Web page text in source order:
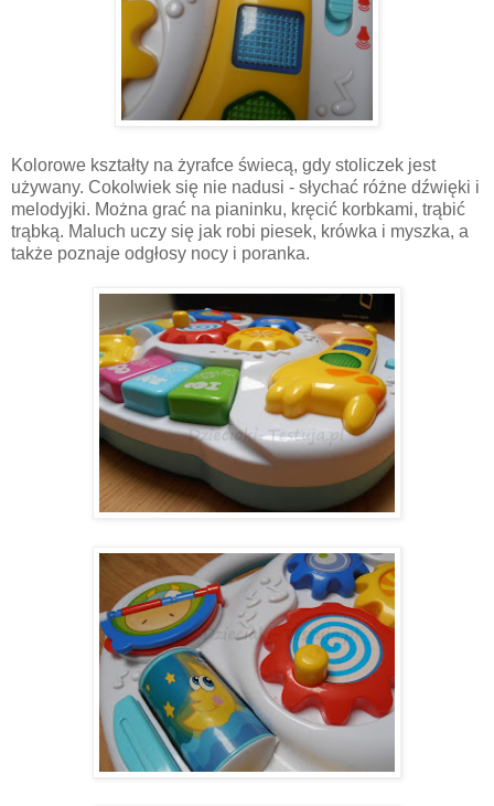
Kolorowe kształty na żyrafce świecą, gdy stoliczek jest
używany. Cokolwiek się nie nadusi - słychać różne dźwięki i
melodyjki. Można grać na pianinku, kręcić korbkami, trąbić
trąbką. Maluch uczy się jak robi piesek, krówka i myszka, a
także poznaje odgłosy nocy i poranka.